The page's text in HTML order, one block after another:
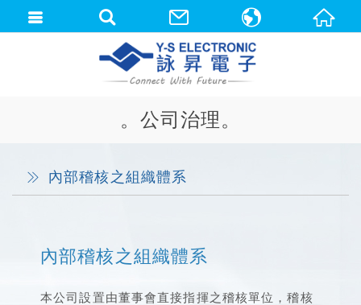
。公司治理。
內部稽核之組織體系
內部稽核之組織體系
本公司設置由董事會直接指揮之稽核單位，稽核
中文(繁體)
English